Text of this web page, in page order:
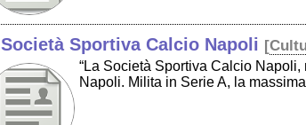
Società Sportiva Calcio Napoli [
“La Società Sportiva Calcio
Napoli. Milita in Serie A, la